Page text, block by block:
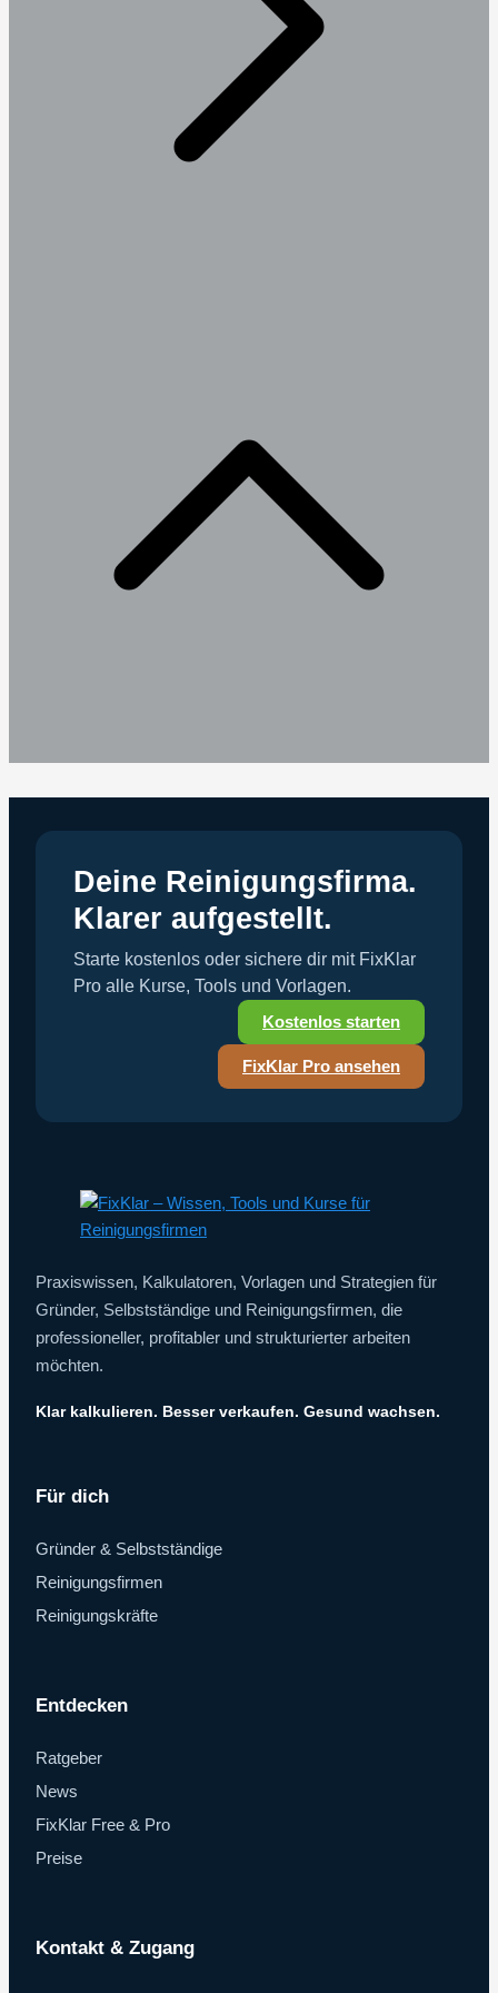
Deine Reinigungsfirma.
Klarer aufgestellt.
Starte kostenlos oder sichere dir mit FixKlar
Pro alle Kurse, Tools und Vorlagen.
Kostenlos starten
FixKlar Pro ansehen
Praxiswissen, Kalkulatoren, Vorlagen und Strategien für
Gründer, Selbstständige und Reinigungsfirmen, die
professioneller, profitabler und strukturierter arbeiten
möchten.
Klar kalkulieren. Besser verkaufen. Gesund wachsen.
Für dich
Gründer & Selbstständige
Reinigungsfirmen
Reinigungskräfte
Entdecken
Ratgeber
News
FixKlar Free & Pro
Preise
Kontakt & Zugang